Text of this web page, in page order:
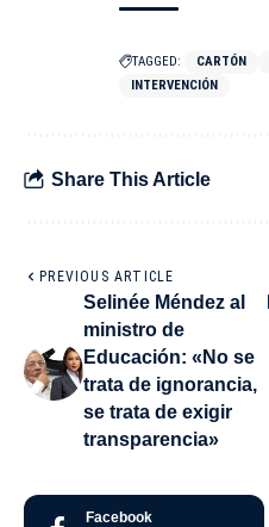
TAGGED: CARTÓN
INTERVENCIÓN
Share This Article
PREVIOUS ARTICLE
Selinée Méndez al
ministro de
Educación: «No se
trata de ignorancia,
se trata de exigir
transparencia»
Facebook